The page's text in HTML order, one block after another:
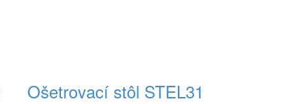
Ošetrovací stôl STEL31